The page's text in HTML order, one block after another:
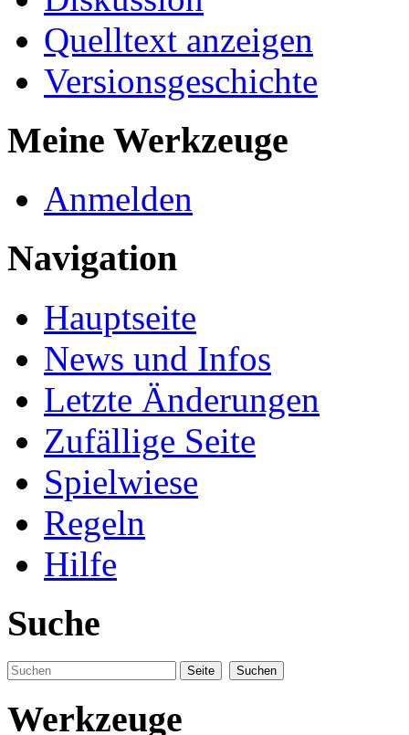
Quelltext anzeigen
Versionsgeschichte
Meine Werkzeuge
Anmelden
Navigation
Hauptseite
News und Infos
Letzte Änderungen
Zufällige Seite
Spielwiese
Regeln
Hilfe
Suche
Werkzeuge